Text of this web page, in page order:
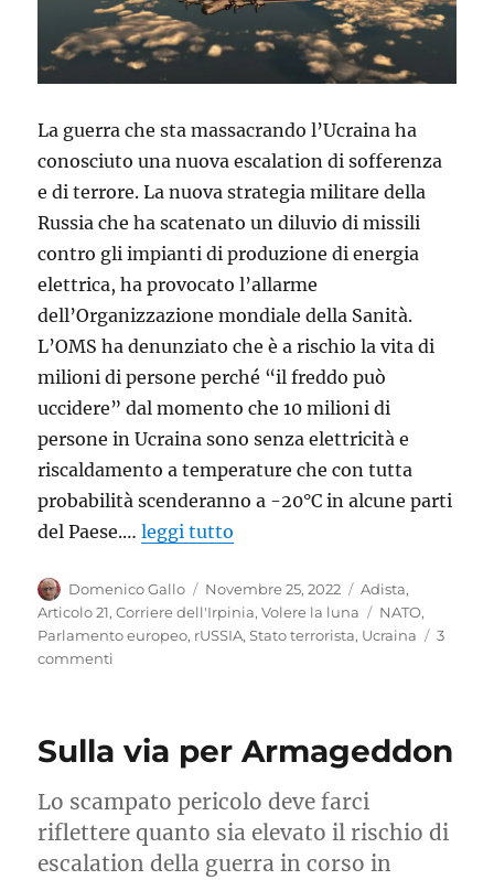
La guerra che sta massacrando l’Ucraina ha
conosciuto una nuova escalation di sofferenza
e di terrore. La nuova strategia militare della
Russia che ha scatenato un diluvio di missili
contro gli impianti di produzione di energia
elettrica, ha provocato l’allarme
dell’Organizzazione mondiale della Sanità.
L’OMS ha denunziato che è a rischio la vita di
milioni di persone perché “il freddo può
uccidere” dal momento che 10 milioni di
persone in Ucraina sono senza elettricità e
riscaldamento a temperature che con tutta
probabilità scenderanno a -20°C in alcune parti
del Paese.…leggi tutto
Autore
Domenico Gallo
Pubblicato
il
Novembre 25, 2022 Categorie
Adista,
Articolo 21,Corriere dell'Irpinia,Volere la luna Tag
NATO,
Parlamento europeo, rUSSIA,Stato terrorista, Ucraina
3
commenti
parlamentari
chiamano
alla
guerra
Sulla via per Armageddon
Lo scampato pericolo deve farci
riflettere quanto sia elevato il rischio di
escalation della guerra in corso in